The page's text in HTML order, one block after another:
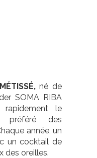
né de
SOMA RIBA
le
préféré des
année, un
un cocktail de
des oreilles.